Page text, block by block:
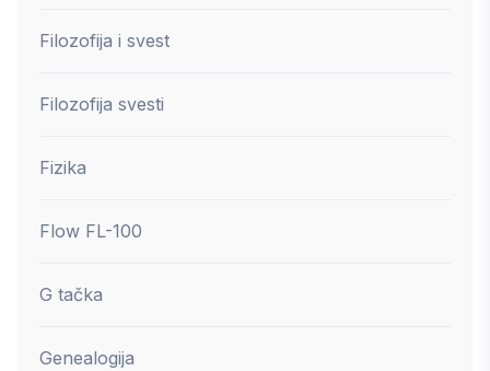
Filozofija i svest
Filozofija svesti
Fizika
Flow FL-100
G tačka
Genealogija